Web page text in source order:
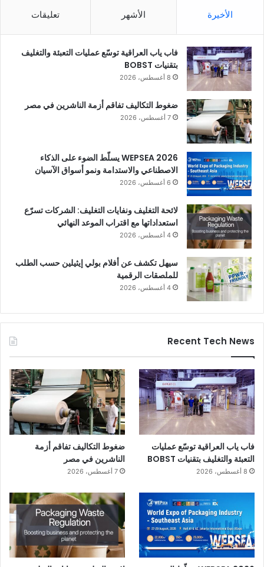
الأخيرة الأشهر تعليقات
فاب ياب العراقية توسّع عمليات التعبئة والتغليف
بتقنيات BOBST
8 أغسطس، 2026
ضغوط التكاليف تفاقم أزمة الناشرين في مصر
7 أغسطس، 2026
WEPSEA 2026 يسلّط الضوء على الذكاء
الاصطناعي والاستدامة ونمو أسواق الآسيان
6 أغسطس، 2026
لائحة التغليف ونفايات التغليف: الشركات تسرّع
استعداداتها مع اقتراب الموعد النهائي
4 أغسطس، 2026
سيهل تكشف عن أفلام بولي إيثيلين حسب الطلب
للملصقات الرقمية
4 أغسطس، 2026
Recent Tech News
فاب ياب العراقية توسّع عمليات
التعبئة والتغليف بتقنيات BOBST
8 أغسطس، 2026
ضغوط التكاليف تفاقم أزمة
الناشرين في مصر
7 أغسطس، 2026